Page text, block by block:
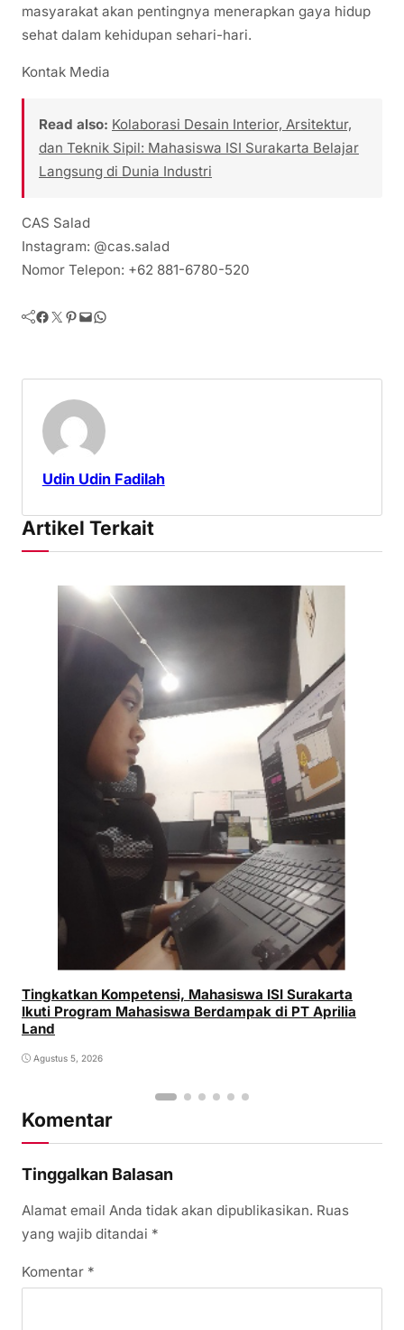
masyarakat akan pentingnya menerapkan gaya hidup
sehat dalam kehidupan sehari-hari.
Kontak Media
Read also: Kolaborasi Desain Interior, Arsitektur,
dan Teknik Sipil: Mahasiswa ISI Surakarta Belajar
Langsung di Dunia Industri
CAS Salad
Instagram: @cas.salad
Nomor Telepon: +62 881-6780-520
Facebook Twitter Pinterest Mail WhatsApp
Udin Udin Fadilah
Artikel Terkait
Tingkatkan Kompetensi, Mahasiswa ISI Surakarta
Ikuti Program Mahasiswa Berdampak di PT Aprilia
Land
Agustus 5, 2026
Komentar
Tinggalkan Balasan
Alamat email Anda tidak akan dipublikasikan. Ruas
yang wajib ditandai *
Komentar *